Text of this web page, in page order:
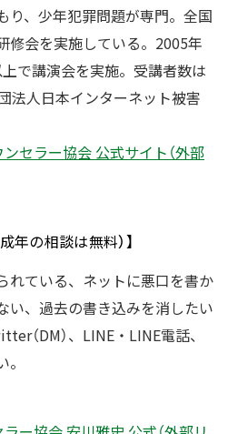
り、少年犯罪問題が専門。全国
修会を実施している。2005年
で講演会を実施。受講者数は
法人日本インターネット被害
セラー協会 公式サイト（外部
年の相談は無料）】
れている、ネットに悪口を書か
い、過去の書き込みを消したい
（DM）、LINE・LINE電話、